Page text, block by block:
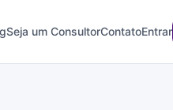
Seja um ConsultorContatoEntrar